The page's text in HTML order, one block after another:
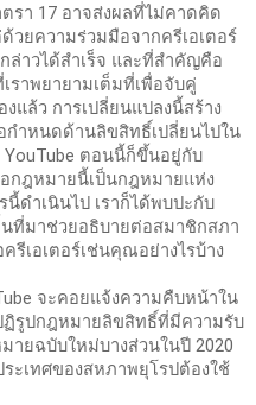
รา 17 อาจส่งผลที่ไม่คาดคิด
ยความร่วมมือจากครีเอเตอร์
ล่าวได้สำเร็จ และที่สำคัญคือ
ราพยายามเต็มที่เพื่อจับคู่
ล้ว การเปลี่ยนแปลงนี้สร้าง
ำหนดด้านลิขสิทธิ์เปลี่ยนไปใน
ตอนนี้ก็ขึ้นอยู่กับ
อกฎหมายนี้เป็นกฎหมายแห่ง
ดำเนินไป เราก็ได้พบปะกับ
นที่มาช่วยอธิบายต่อสมาชิกสภา
เอเตอร์เช่นคุณอย่างไรบ้าง
จะคอยแจ้งความคืบหน้าใน
ฏิรูปกฎหมายลิขสิทธิ์ที่มีความรับ
ายฉบับใหม่บางส่วนในปี 2020
ะเทศของสหภาพยุโรปต้องใช้